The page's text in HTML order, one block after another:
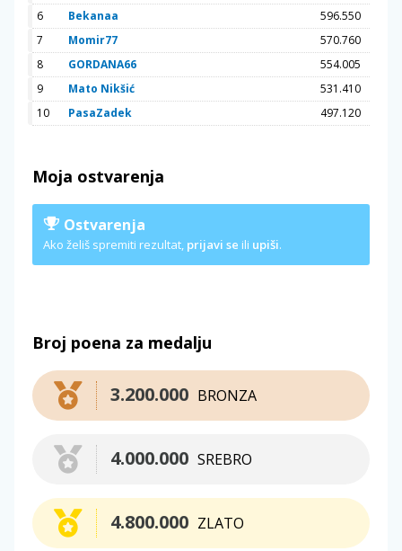
6
Bekanaa
596.550
7
Momir77
570.760
8
GORDANA66
554.005
9
Mato Nikšić
531.410
10
PasaZadek 497.120
Moja ostvarenja
Ostvarenja
Ako želiš spremiti rezultat, prijavi se ili upiši.
Broj poena za medalju
BRONZA
3.200.000
SREBRO
4.000.000
ZLATO
4.800.000